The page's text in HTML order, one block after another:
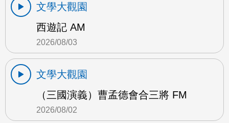
文學大觀園
西遊記 AM
2026/08/03
文學大觀園
（三國演義）曹孟德會合三將 FM
2026/08/02